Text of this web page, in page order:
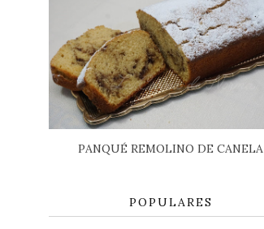
PANQUÉ REMOLINO DE CANELA
POPULARES